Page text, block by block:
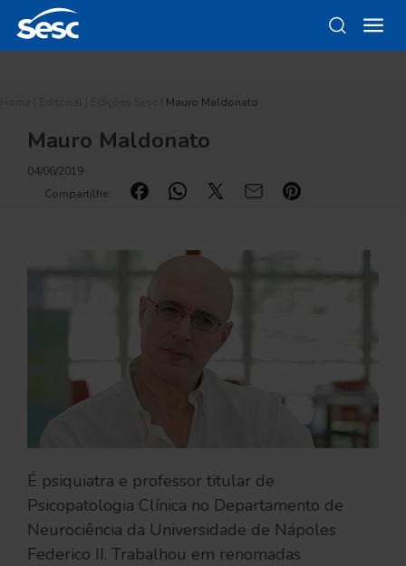
Mauro Maldonato
Mauro Maldonato
04/06/2019
Compartilhe:
É psiquiatra e professor titular de
Psicopatologia Clínica no Departamento de
Neurociência da Universidade de Nápoles
Federico II. Trabalhou em renomadas